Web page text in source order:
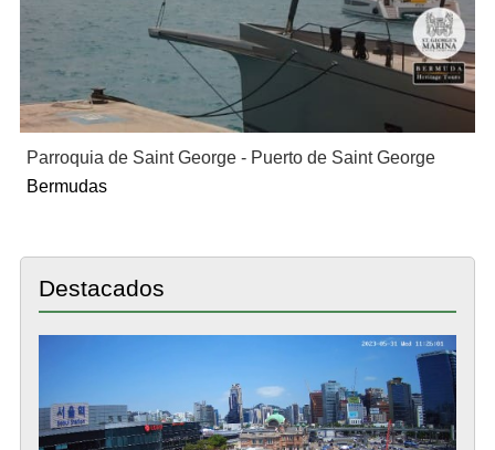
Parroquia de Saint George - Puerto de Saint George
Bermudas
Destacados